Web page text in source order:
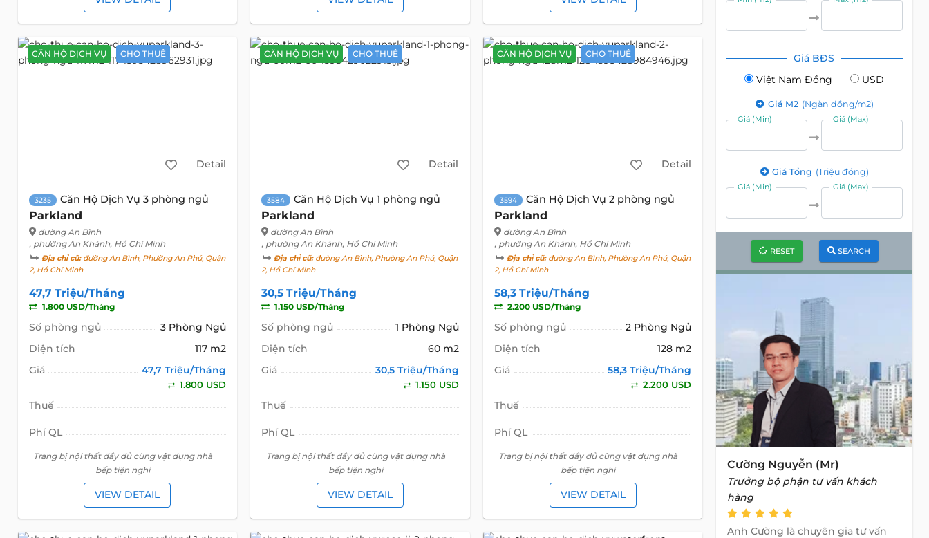
CĂN HỘ DỊCH VỤ CHO THUÊ
Detail
3235 Căn Hộ Dịch Vụ 3 phòng ngủ
Parkland
đường An Bình
, phường An Khánh, Hồ Chí Minh
Địa chỉ cũ:đường An Bình, Phường An Phú, Quận
2, Hồ Chí Minh
47,7 Triệu/Tháng
1.800 USD/Tháng
Số phòng ngủ
3 Phòng Ngủ
Diện tích
117 m2
Giá
47,7 Triệu/Tháng
1.800 USD
Thuế
Phí QL
Trang bị nội thất đầy đủ cùng vật dụng nhà
bếp tiện nghi
VIEW DETAIL
CĂN HỘ DỊCH VỤ CHO THUÊ
Detail
3584 Căn Hộ Dịch Vụ 1 phòng ngủ
Parkland
đường An Bình
, phường An Khánh, Hồ Chí Minh
Địa chỉ cũ:đường An Bình, Phường An Phú, Quận
2, Hồ Chí Minh
30,5 Triệu/Tháng
1.150 USD/Tháng
Số phòng ngủ
1 Phòng Ngủ
Diện tích
60 m2
Giá
30,5 Triệu/Tháng
1.150 USD
Thuế
Phí QL
Trang bị nội thất đầy đủ cùng vật dụng nhà
bếp tiện nghi
VIEW DETAIL
CĂN HỘ DỊCH VỤ CHO THUÊ
Detail
3594 Căn Hộ Dịch Vụ 2 phòng ngủ
Parkland
đường An Bình
, phường An Khánh, Hồ Chí Minh
Địa chỉ cũ:đường An Bình, Phường An Phú, Quận
2, Hồ Chí Minh
58,3 Triệu/Tháng
2.200 USD/Tháng
Số phòng ngủ
2 Phòng Ngủ
Diện tích
128 m2
Giá
58,3 Triệu/Tháng
2.200 USD
Thuế
Phí QL
Trang bị nội thất đầy đủ cùng vật dụng nhà
bếp tiện nghi
VIEW DETAIL
Giá BĐS
Việt Nam Đồng
USD
Giá M2 (Ngàn đồng/m2)
Giá (Min) Giá (Max)
Giá Tổng (Triệu đồng)
Giá (Min) Giá (Max)
RESET SEARCH
Cường Nguyễn (Mr)
Trưởng bộ phận tư vấn khách
hàng
Anh Cường là chuyên gia tư vấn